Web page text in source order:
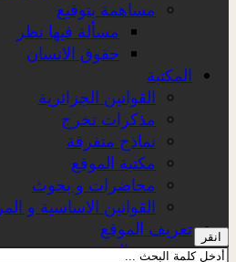
مساهمة بتوقيع
مسألة فيها نظر
حقوق الانسان
المكتبة
القوانين الجزائرية
مذكرات تخرج
نماذج متفرقة
مكتبة الموقع
محاضرات و بحوث
القوانين الاساسية و
تعريف الموقع
عن الموقع
انقر